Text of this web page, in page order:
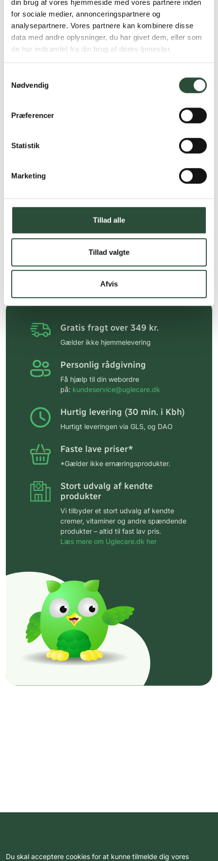
din brug af vores hjemmeside med vores partnere inden
for sociale medier, annonceringspartnere og
analysepartnere. Vores partnere kan kombinere disse
data med andre oplysninger, du har givet dem, eller som
de har indsamlet fra din brug af deres tjenester.
Nødvendig
Præferencer
Statistik
Marketing
Tillad alle
Tillad valgte
Afvis
23 cm
6 stk Skumbandage til tryksår 10 stk/pakning Bandage
Gratis fragt over 349 kr.
Gælder ikke hjemmelevering
Personlig rådgivning
Få hjælp til din webordre
på: kundeservice@uglecare.dk
Hurtig levering (30 min. i Kbh)
Hurtigt leveringen via GLS, og DAO
Faste lave priser*
*Gælder ikke ernæringsprodukter.
Stort udvalg af kendte
produkter
Vi tilbyder et stort udvalg af kendte
cremer, vitaminer og andre spændende
produkter – altid til fast lav pris.
Læs mere om Uglecare.dk her
Du skal acceptere cookies for at kunne tilmelde dig vores